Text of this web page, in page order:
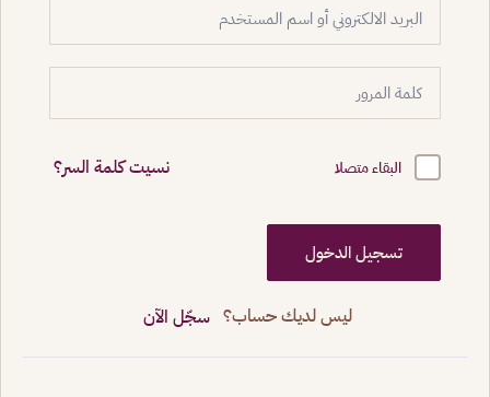
البقاء متصلا نسيت كلمة السر؟
تسجيل الدخول
ليس لديك حساب؟ سجّل الآن